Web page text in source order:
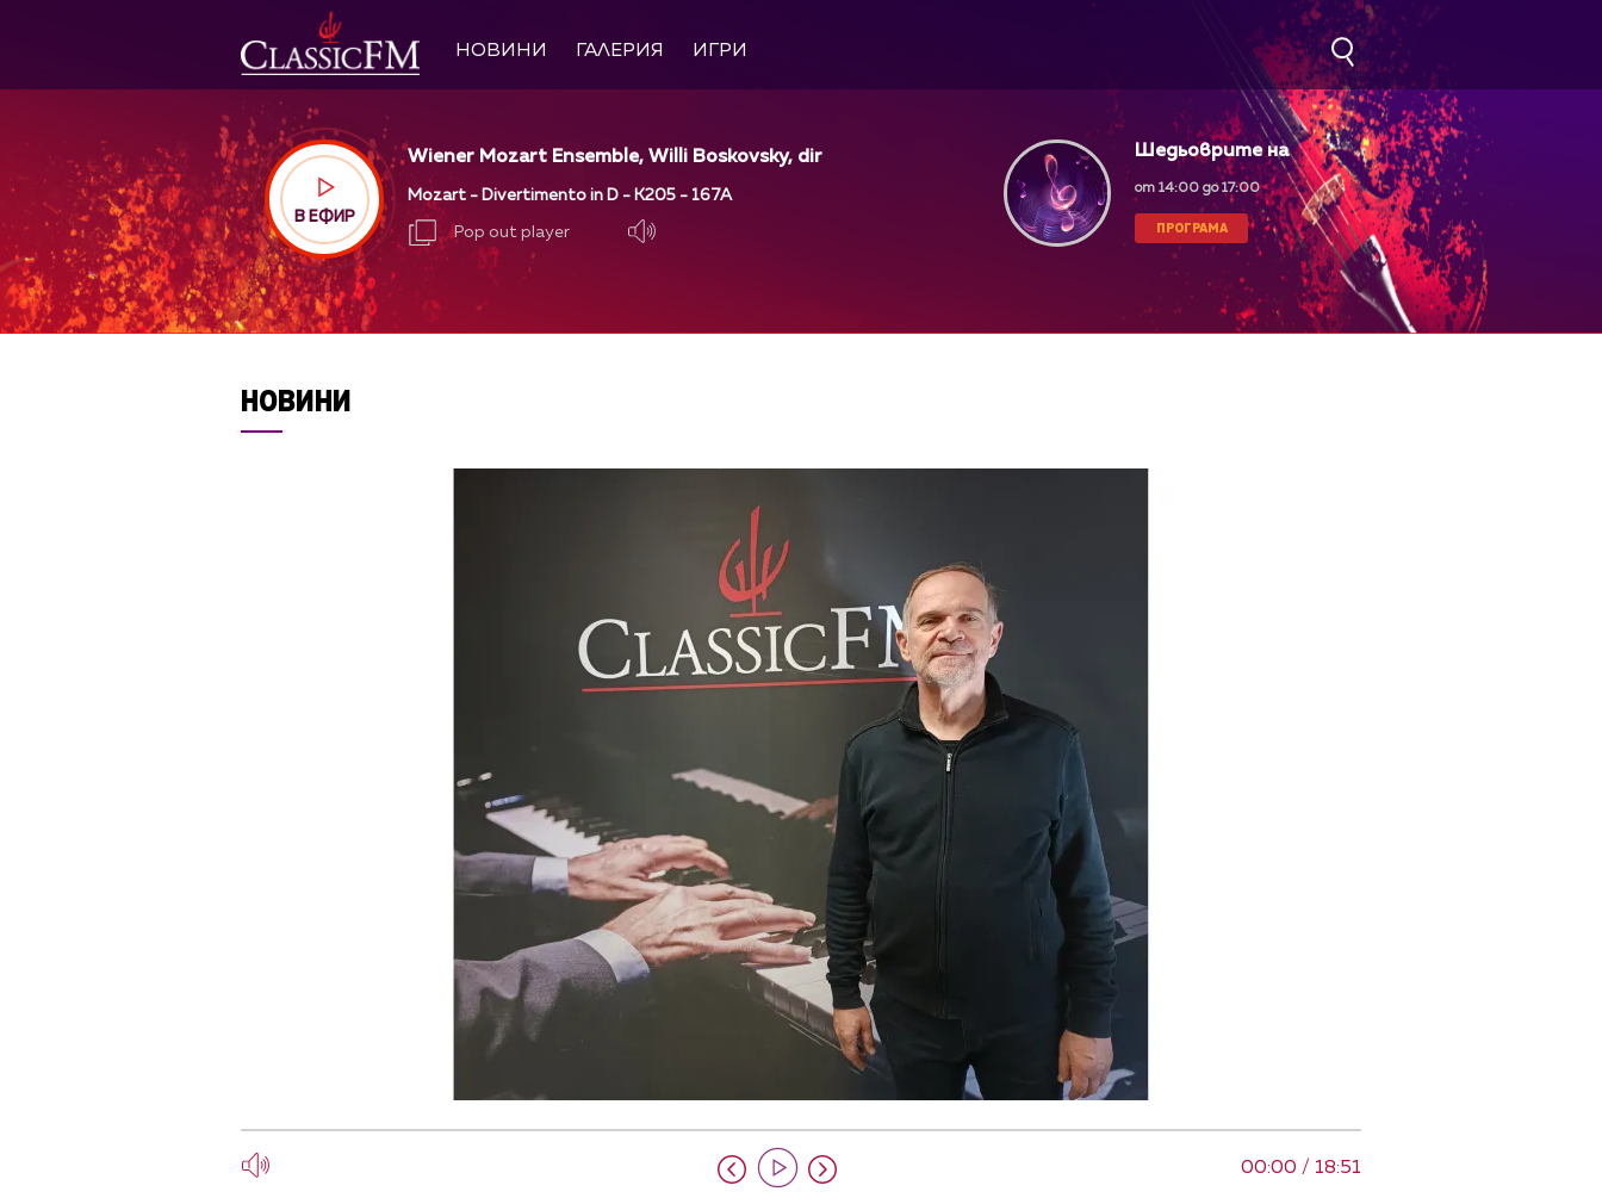
НОВИНИ ГАЛЕРИЯ ИГРИ
В ЕФИР
Wiener Mozart Ensemble, Willi Boskovsky, dir
Mozart - Divertimento in D - K205 - 167A
Pop out player
Шедьоврите на
класическата музика
от 14:00 до 17:00
ПРОГРАМА
НОВИНИ
00:00 / 18:51